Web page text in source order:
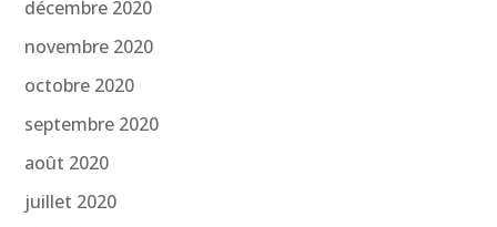
décembre 2020
novembre 2020
octobre 2020
septembre 2020
août 2020
juillet 2020